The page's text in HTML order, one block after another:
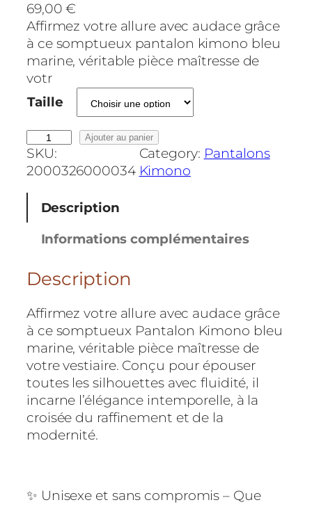
69,00€
Affirmez votre allure avec audace grâce
à ce somptueux pantalon kimono bleu
marine, véritable pièce maîtresse de
votr
Taille
u
a
n
i
d
P
a
n
t
a
l
o
n
o
Ajouter au panier
SKU:
2000326000034
Category: Pantalons
Kimono
Description
Informations complémentaires
Description
Affirmez votre allure avec audace grâce
à ce somptueux Pantalon Kimono bleu
marine, véritable pièce maîtresse de
votre vestiaire. Conçu pour épouser
toutes les silhouettes avec fluidité, il
incarne l’élégance intemporelle, à la
croisée du raffinement et de la
modernité.
✨ Unisexe et sans compromis – Que